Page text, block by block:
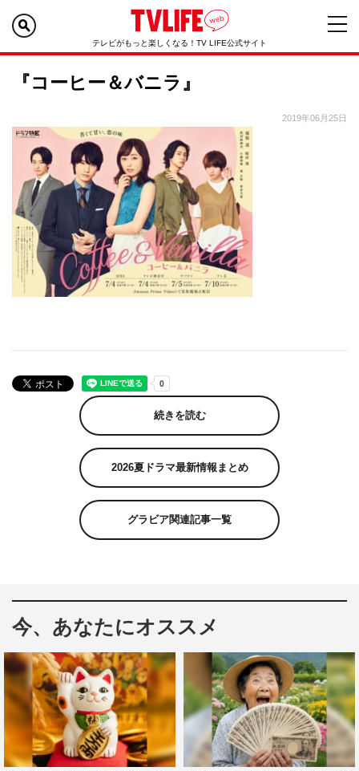
テレビがもっと楽しくなる！TV LIFE公式サイト
『コーヒー＆バニラ』
2019年06月25日
続きを読む
2026夏ドラマ最新情報まとめ
グラビア関連記事一覧
今、あなたにオススメ